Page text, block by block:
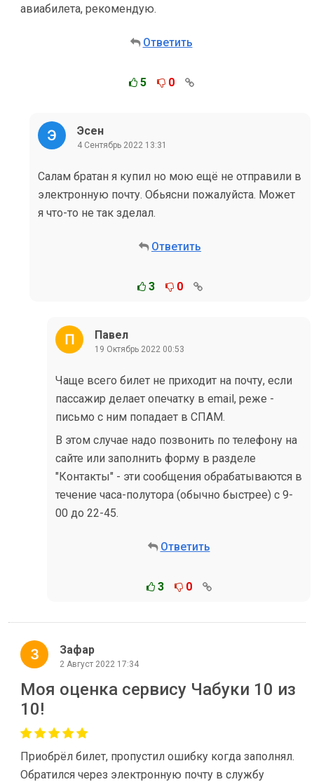
авиабилета, рекомендую.
Ответить
5 0
Эсен
4 Сентябрь 2022 13:31
Салам братан я купил но мою ещё не отправили в
электронную почту. Обьясни пожалуйста. Может
я что-то не так зделал.
Ответить
3 0
Павел
19 Октябрь 2022 00:53
Чаще всего билет не приходит на почту, если
пассажир делает опечатку в email, реже -
письмо с ним попадает в СПАМ.
В этом случае надо позвонить по телефону на
сайте или заполнить форму в разделе
"Контакты" - эти сообщения обрабатываются в
течение часа-полутора (обычно быстрее) с 9-
00 до 22-45.
Ответить
3 0
Зафар
2 Август 2022 17:34
Моя оценка сервису Чабуки 10 из
10!
Приобрёл билет, пропустил ошибку когда заполнял.
Обратился через электронную почту в службу